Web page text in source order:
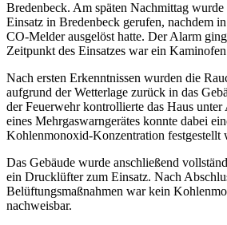
Bredenbeck. Am späten Nachmittag
Einsatz in Bredenbeck gerufen, nachdem
CO-Melder ausgelöst hatte. Der Alarm
Zeitpunkt des Einsatzes war ein
Nach ersten Erkenntnissen wurden die
aufgrund der Wetterlage zurück in das
der Feuerwehr kontrollierte das Haus
eines Mehrgaswarngerätes konnte dabei
Kohlenmonoxid-Konzentration festgestellt
Das Gebäude wurde anschließend
ein Drucklüfter zum Einsatz. Nach
Belüftungsmaßnahmen war kein
nachweisbar.